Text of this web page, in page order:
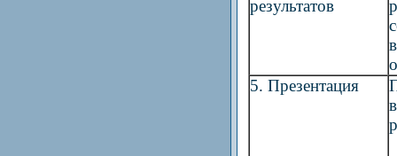
результатов
5. Презентация